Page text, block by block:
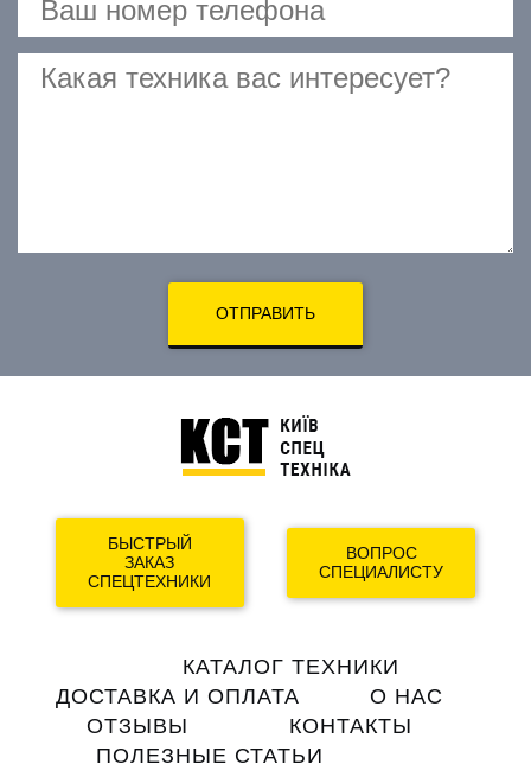
ОТПРАВИТЬ
БЫСТРЫЙ
ЗАКАЗ
СПЕЦТЕХНИКИ
ВОПРОС
СПЕЦИАЛИСТУ
navigation
КАТАЛОГ ТЕХНИКИ
ДОСТАВКА И ОПЛАТА
О НАС
ОТЗЫВЫ
КОНТАКТЫ
ПОЛЕЗНЫЕ СТАТЬИ